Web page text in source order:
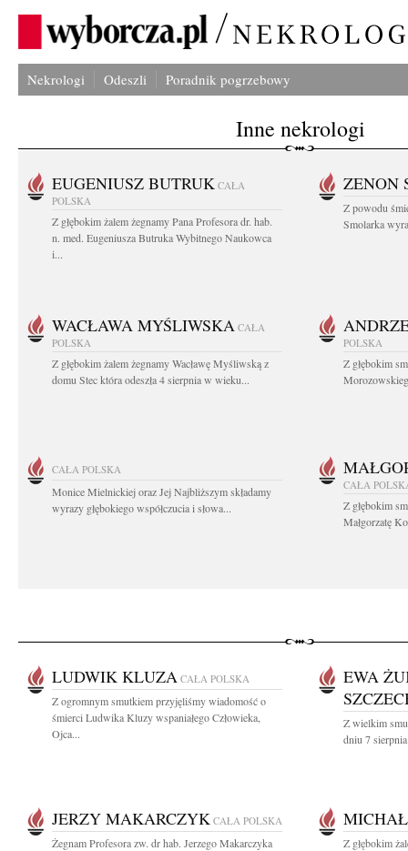
Nekrologi Odeszli Poradnik pogrzebowy
Inne nekrologi
EUGENIUSZ BUTRUK CAŁA
POLSKA
Z głębokim żalem żegnamy Pana Profesora dr. hab.
n. med. Eugeniusza Butruka Wybitnego Naukowca
i...
ZENON
Z powodu
Smolarka
WACŁAWA MYŚLIWSKA CAŁA
POLSKA
Z głębokim żalem żegnamy Wacławę Myśliwską z
domu Stec która odeszła 4 sierpnia w wieku...
POLSKA
Z głębokim
CAŁA POLSKA
Monice Mielnickiej oraz Jej Najbliższym składamy
wyrazy głębokiego współczucia i słowa...
CAŁA
Z głębokim
Małgorzatę
LUDWIK KLUZA CAŁA POLSKA
Z ogromnym smutkiem przyjęliśmy wiadomość o
śmierci Ludwika Kluzy wspaniałego Człowieka,
Ojca...
EWA
Z wielkim
dniu 7
JERZY MAKARCZYK CAŁA POLSKA
Żegnam Profesora zw. dr hab. Jerzego Makarczyka
Z głębokim